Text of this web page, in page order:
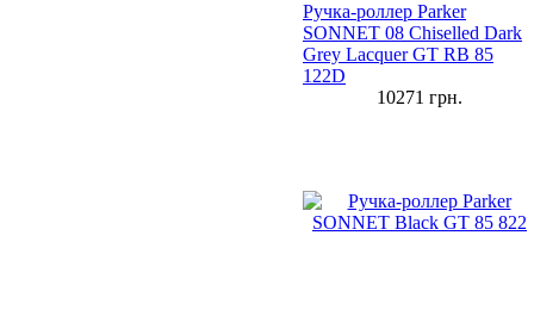
Ручка-роллер Parker
SONNET 08 Chiselled Dark
Grey Lacquer GT RB 85
122D
10271 грн.